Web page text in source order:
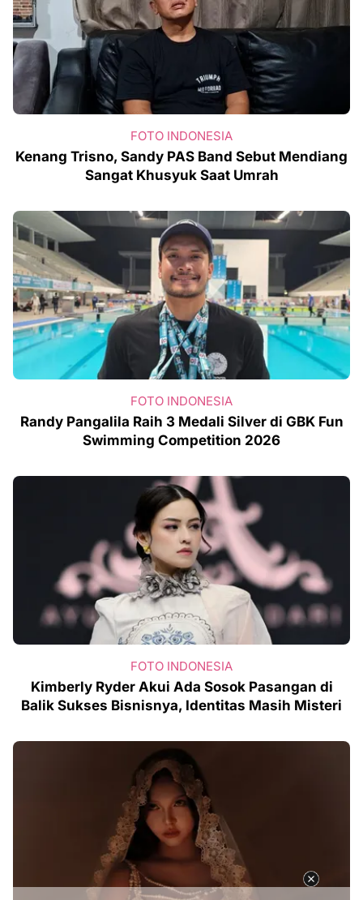
FOTO INDONESIA
Kenang Trisno, Sandy PAS Band Sebut Mendiang
Sangat Khusyuk Saat Umrah
FOTO INDONESIA
Randy Pangalila Raih 3 Medali Silver di GBK Fun
Swimming Competition 2026
FOTO INDONESIA
Kimberly Ryder Akui Ada Sosok Pasangan di
Balik Sukses Bisnisnya, Identitas Masih Misteri